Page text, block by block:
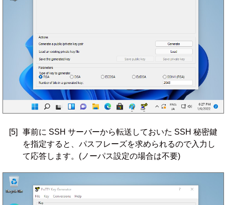
[5]
事前に SSH サーバーから転送しておいた SSH 秘密鍵
を指定すると、パスフレーズを求められるので入力し
て応答します。(ノーパス設定の場合は不要)